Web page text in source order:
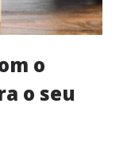
o
o seu